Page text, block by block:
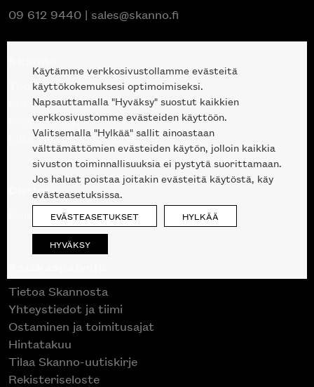
09 612 9440 | sales@skanno.fi
Tuotteet
Suunnittelupalvelu
Projektimyynti
Liike Helsingin keskustassa
Outlet
Poistuvat mallikappaleet
Tietoa Skannosta
Yhteystiedot ja tiimi
Ostaminen ja toimitusajat
Hintatakuu
Tilaa Skanno-uutiskirje
Rekisteriseloste
Käytämme verkkosivustollamme evästeitä
käyttökokemuksesi optimoimiseksi.
Napsauttamalla "Hyväksy" suostut kaikkien
verkkosivustomme evästeiden käyttöön.
Valitsemalla "Hylkää" sallit ainoastaan
välttämättömien evästeiden käytön, jolloin kaikkia
sivuston toiminnallisuuksia ei pystytä suorittamaan.
Jos haluat poistaa joitakin evästeitä käytöstä, käy
evästeasetuksissa.
EVÄSTEASETUKSET HYLKÄÄ
HYVÄKSY